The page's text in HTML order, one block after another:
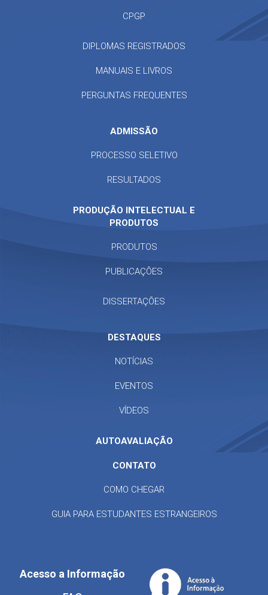
CPGP
DIPLOMAS REGISTRADOS
MANUAIS E LIVROS
PERGUNTAS FREQUENTES
ADMISSÃO
PROCESSO SELETIVO
RESULTADOS
PRODUÇÃO INTELECTUAL E
PRODUTOS
PRODUTOS
PUBLICAÇÕES
DISSERTAÇÕES
DESTAQUES
NOTÍCIAS
EVENTOS
VÍDEOS
AUTOAVALIAÇÃO
CONTATO
COMO CHEGAR
GUIA PARA ESTUDANTES ESTRANGEIROS
Acesso a Informação